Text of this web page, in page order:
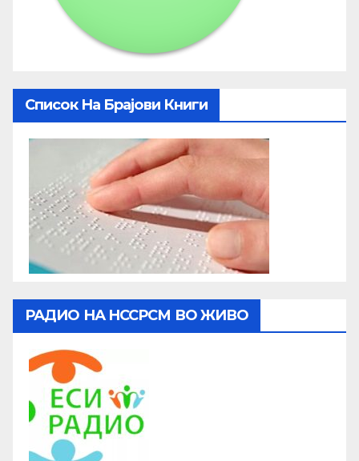
Список На Брајови Книги
РАДИО НА НССРСМ ВО ЖИВО